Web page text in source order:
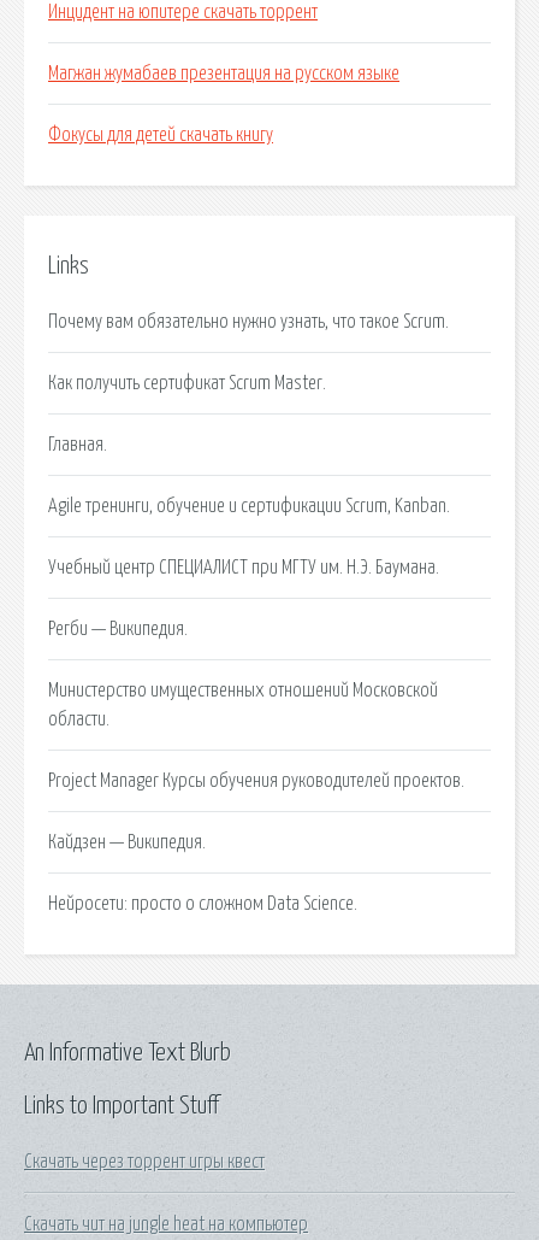
Инцидент на юпитере скачать торрент
Магжан жумабаев презентация на русском языке
Фокусы для детей скачать книгу
Links
Почему вам обязательно нужно узнать, что такое Scrum.
Как получить сертификат Scrum Master.
Главная.
Agile тренинги, обучение и сертификации Scrum, Kanban.
Учебный центр СПЕЦИАЛИСТ при МГТУ им. Н.Э. Баумана.
Регби — Википедия.
Министерство имущественных отношений Московской
области.
Project Manager Курсы обучения руководителей проектов.
Кайдзен — Википедия.
Нейросети: просто о сложном Data Science.
Links to Important Stuff
Скачать через торрент игры квест
Скачать чит на jungle heat на компьютер
An Informative Text Blurb